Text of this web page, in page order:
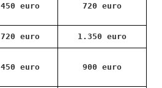
450 euro 720 euro
720 euro 1.350 euro
450 euro 900 euro